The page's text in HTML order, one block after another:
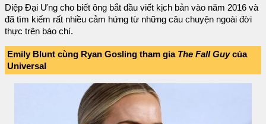
Diệp Đại Ưng cho biết ông bắt đầu viết kịch bản vào năm 2016 và
đã tìm kiếm rất nhiều cảm hứng từ những câu chuyện ngoài đời
thực trên báo chí.
Emily Blunt cùng Ryan Gosling tham gia The Fall Guycủa
Universal